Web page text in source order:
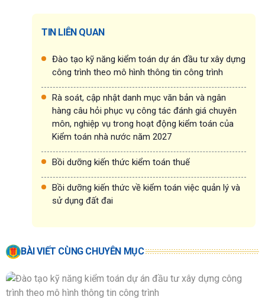
TIN LIÊN QUAN
Đào tạo kỹ năng kiểm toán dự án đầu tư xây dựng
công trình theo mô hình thông tin công trình
Rà soát, cập nhật danh mục văn bản và ngân
hàng câu hỏi phục vụ công tác đánh giá chuyên
môn, nghiệp vụ trong hoạt động kiểm toán của
Kiểm toán nhà nước năm 2027
Bồi dưỡng kiến thức kiểm toán thuế
Bồi dưỡng kiến thức về kiểm toán việc quản lý và
sử dụng đất đai
BÀI VIẾT CÙNG CHUYÊN MỤC